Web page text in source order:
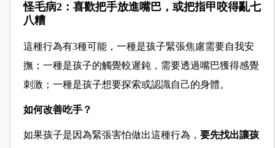
怪毛病2：喜歡把手放進嘴巴，或把指甲咬得亂七
八糟
這種行為有3種可能，一種是孩子緊張焦慮需要自我安
撫；一種是孩子的觸覺較遲鈍，需要透過嘴巴獲得感覺
刺激；一種是孩子想要探索或認識自己的身體。
如何改善吃手？
如果孩子是因為緊張害怕做出這種行為， 要先找出讓孩